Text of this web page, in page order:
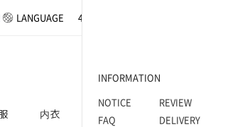
INFORMATION
NOTICE
REVIEW
FAQ
DELIVERY
LANGUAGE 4XL SIZE
内衣 ACCESSORY